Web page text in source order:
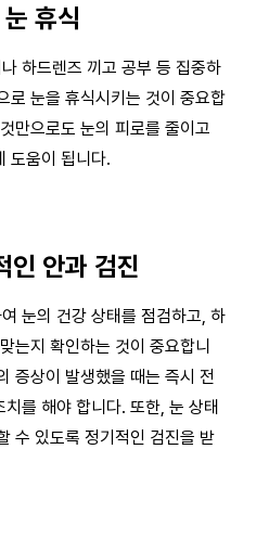
휴식
하드렌즈 끼고 공부 등 집중하
로 눈을 휴식시키는 것이 중요합
만으로도 눈의 피로를 줄이고
도움이 됩니다.
인 안과 검진
눈의 건강 상태를 점검하고, 하
는지 확인하는 것이 중요합니
증상이 발생했을 때는 즉시 전
를 해야 합니다. 또한, 눈 상태
수 있도록 정기적인 검진을 받